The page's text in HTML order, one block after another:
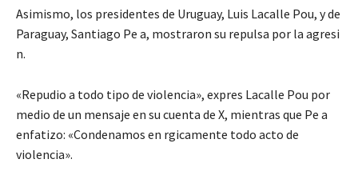
Asimismo, los presidentes de Uruguay, Luis Lacalle Pou, y de
Paraguay, Santiago Pe a, mostraron su repulsa por la agresi
n.
«Repudio a todo tipo de violencia», expres Lacalle Pou por
medio de un mensaje en su cuenta de X, mientras que Pe a
enfatizo: «Condenamos en rgicamente todo acto de
violencia».